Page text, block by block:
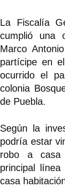
La Fiscalía
cumplió una
Marco
partícipe en
ocurrido el
colonia
de Puebla.
Según la
podría estar
robo a casa
principal
casa